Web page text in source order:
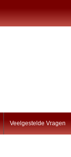
Veelgestelde Vragen